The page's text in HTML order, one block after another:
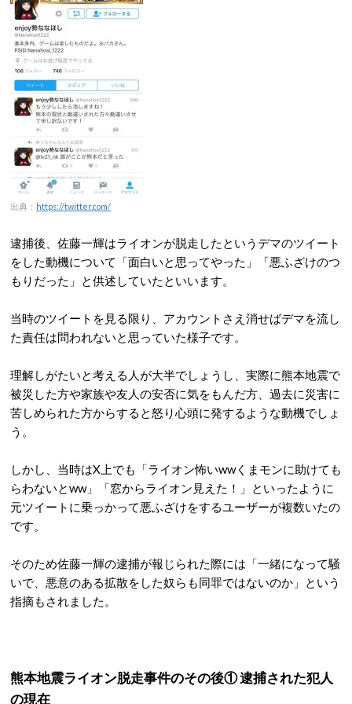
出典： https://twitter.com/
逮捕後、佐藤一輝はライオンが脱走したというデマのツイート
をした動機について「面白いと思ってやった」「悪ふざけのつ
もりだった」と供述していたといいます。
当時のツイートを見る限り、アカウントさえ消せばデマを流し
た責任は問われないと思っていた様子です。
理解しがたいと考える人が大半でしょうし、実際に熊本地震で
被災した方や家族や友人の安否に気をもんだ方、過去に災害に
苦しめられた方からすると怒り心頭に発するような動機でしょ
う。
しかし、当時はX上でも「ライオン怖いwwくまモンに助けても
らわないとww」「窓からライオン見えた！」といったように
元ツイートに乗っかって悪ふざけをするユーザーが複数いたの
です。
そのため佐藤一輝の逮捕が報じられた際には「一緒になって騒
いで、悪意のある拡散をした奴らも同罪ではないのか」という
指摘もされました。
熊本地震ライオン脱走事件のその後① 逮捕された犯人
の現在